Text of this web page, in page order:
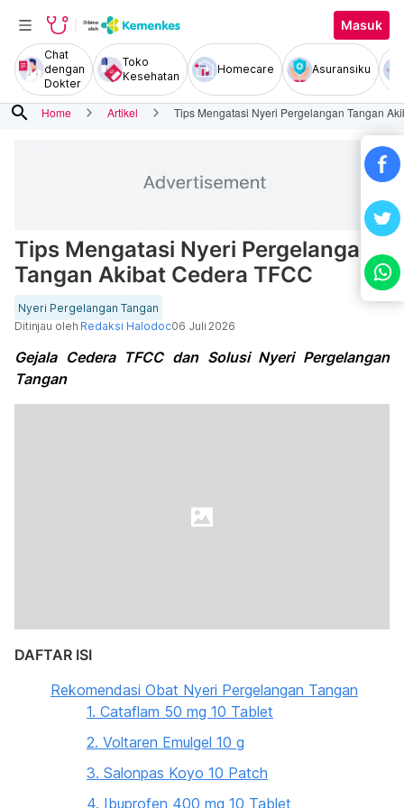
Masuk
Chat
dengan
Dokter
Toko
Kesehatan
Homecare Asuransiku
search Home Artikel Tips Mengatasi Nyeri Pergelangan Tangan
Tips Mengatasi Nyeri Pergelangan
Tangan Akibat Cedera TFCC
Nyeri Pergelangan Tangan
Ditinjau oleh Redaksi Halodoc06 Juli 2026
Gejala Cedera TFCC dan Solusi Nyeri Pergelangan
Tangan
DAFTAR ISI
Rekomendasi Obat Nyeri Pergelangan Tangan
1. Cataflam 50 mg 10 Tablet
2. Voltaren Emulgel 10 g
3. Salonpas Koyo 10 Patch
4. Ibuprofen 400 mg 10 Tablet